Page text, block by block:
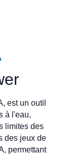
est un outil
à l'eau,
limites des
des jeux de
permettant